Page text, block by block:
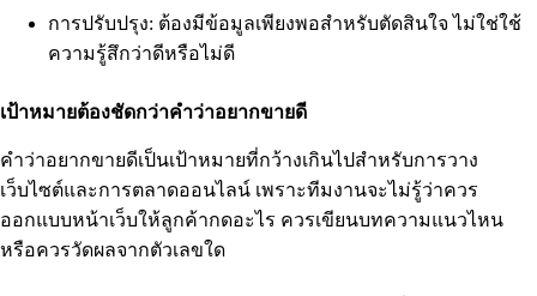
การปรับปรุง: ต้องมีข้อมูลเพียงพอสำหรับตัดสินใจ ไม่ใช่ใช้
ความรู้สึกว่าดีหรือไม่ดี
เป้าหมายต้องชัดกว่าคำว่าอยากขายดี
คำว่าอยากขายดีเป็นเป้าหมายที่กว้างเกินไปสำหรับการวาง
เว็บไซต์และการตลาดออนไลน์ เพราะทีมงานจะไม่รู้ว่าควร
ออกแบบหน้าเว็บให้ลูกค้ากดอะไร ควรเขียนบทความแนวไหน
หรือควรวัดผลจากตัวเลขใด